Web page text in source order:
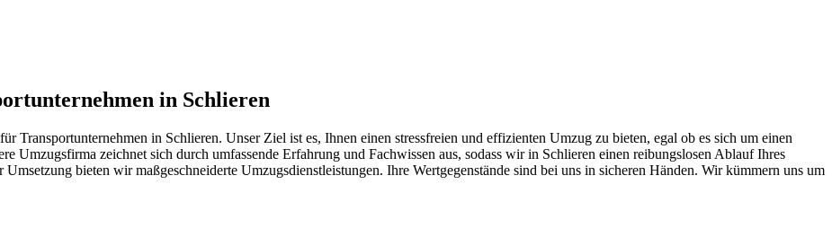
in Schlieren
in Schlieren. Unser Ziel ist es, Ihnen einen stressfreien und effizienten Umzug zu bieten, egal ob es sich um einen
Umzugsfirma zeichnet sich durch umfassende Erfahrung und Fachwissen aus, sodass wir in Schlieren einen reibungslosen Ablauf Ihres
bieten wir maßgeschneiderte Umzugsdienstleistungen. Ihre Wertgegenstände sind bei uns in sicheren Händen. Wir kümmern uns um